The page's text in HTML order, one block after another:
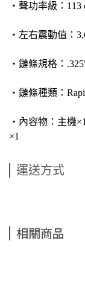
‧聲功率級：113
‧左右震動值：
‧鏈條規格：
‧鏈條種類：
‧內容物：主機
×1
運送方式
相關商品